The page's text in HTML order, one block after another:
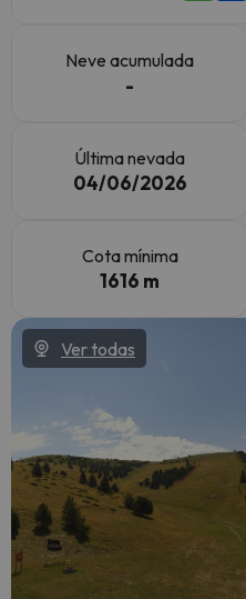
Neve acumulada
-
Última nevada
04/06/2026
Cota mínima
1616 m
Ver todas